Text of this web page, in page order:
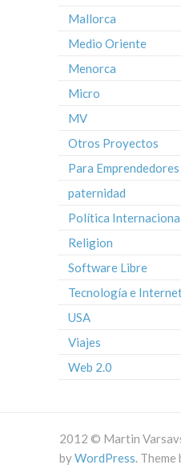
Mallorca
Medio Oriente
Menorca
Micro
MV
Otros Proyectos
Para Emprendedores
paternidad
Política
Religion
Software Libre
Tecnología e
USA
Viajes
Web 2.0
2012 © Martin
byWordPress. Theme